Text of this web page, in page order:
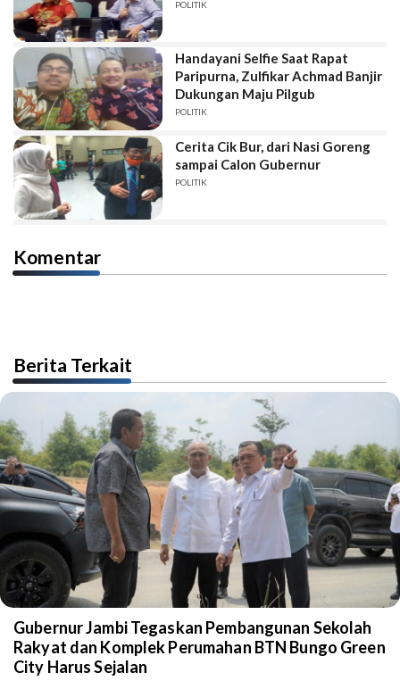
POLITIK
Handayani Selfie Saat Rapat
Paripurna, Zulfikar Achmad Banjir
Dukungan Maju Pilgub
POLITIK
Cerita Cik Bur, dari Nasi Goreng
sampai Calon Gubernur
POLITIK
Komentar
Berita Terkait
Gubernur Jambi Tegaskan Pembangunan Sekolah
Rakyat dan Komplek Perumahan BTN Bungo Green
City Harus Sejalan